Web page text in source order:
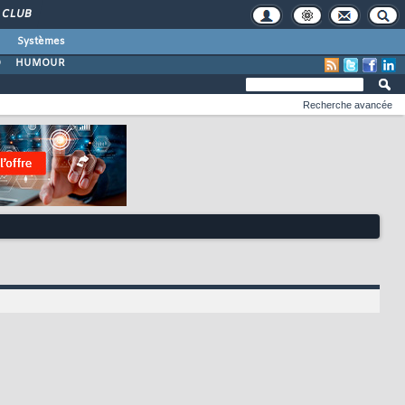
CLUB
Systèmes
HUMOUR
Recherche avancée